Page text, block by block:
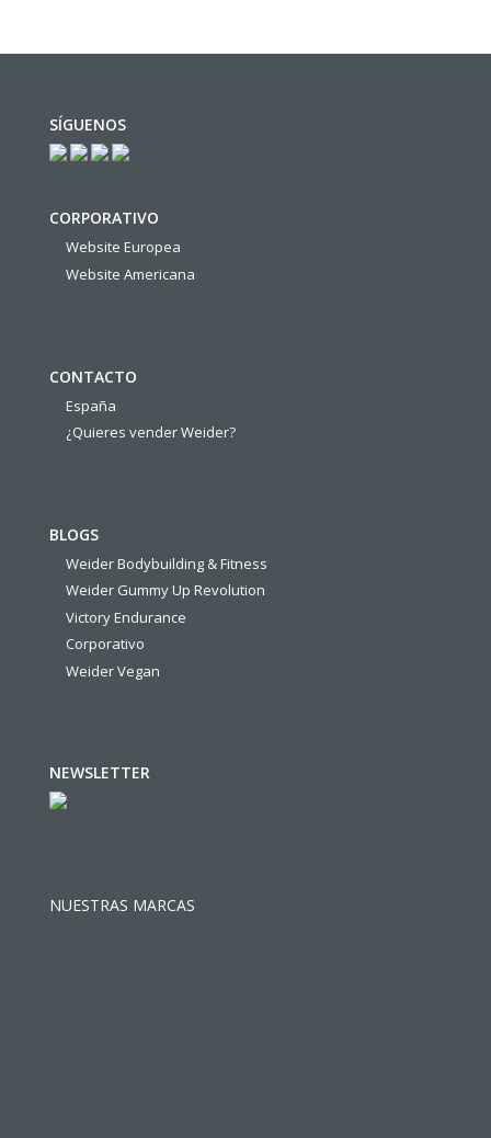
SÍGUENOS
CORPORATIVO
Website Europea
Website Americana
CONTACTO
España
¿Quieres vender Weider?
BLOGS
Weider Bodybuilding & Fitness
Weider Gummy Up Revolution
Victory Endurance
Corporativo
Weider Vegan
NEWSLETTER
NUESTRAS MARCAS